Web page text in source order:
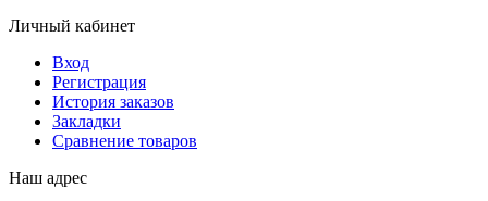
Личный кабинет
Вход
Регистрация
История заказов
Закладки
Сравнение товаров
Наш адрес